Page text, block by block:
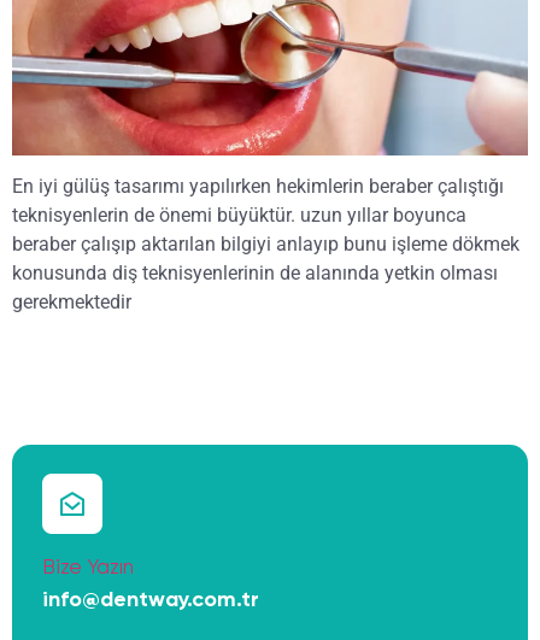
En iyi gülüş tasarımı yapılırken hekimlerin beraber çalıştığı
teknisyenlerin de önemi büyüktür. uzun yıllar boyunca
beraber çalışıp aktarılan bilgiyi anlayıp bunu işleme dökmek
konusunda diş teknisyenlerinin de alanında yetkin olması
gerekmektedir
Bize Yazın
info@dentway.com.tr